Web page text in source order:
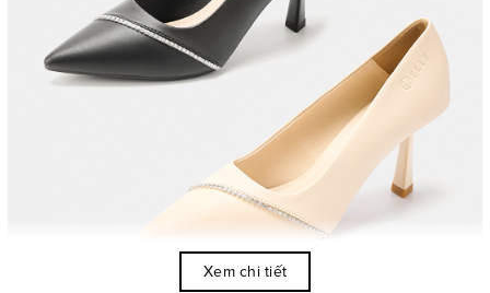
Xem chi tiết